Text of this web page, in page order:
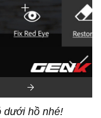
dưới hồ nhé!​